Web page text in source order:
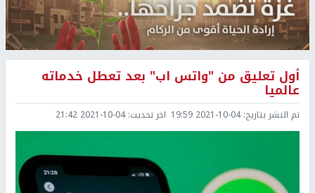
أول تعليق من "واتس اب" بعد تعطل خدماته
عالميا
تم النشر بتاريخ:2021-10-04 19:59 اخر تحديث:2021-10-04 21:42